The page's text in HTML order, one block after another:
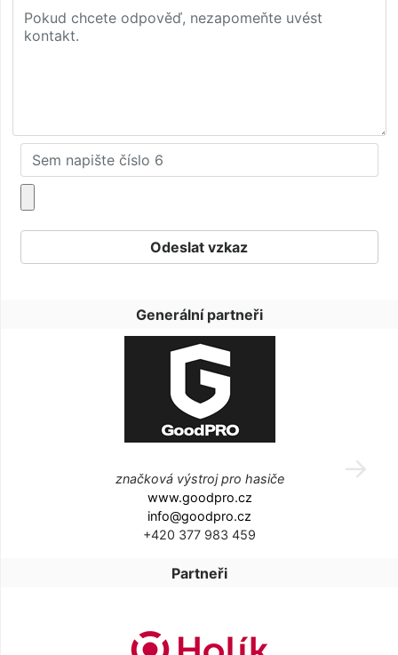
Generální partneři
značková výstroj pro hasiče
www.goodpro.cz
info@goodpro.cz
+420 377 983 459
Partneři